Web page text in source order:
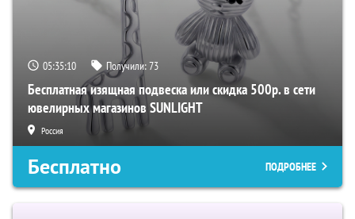
05:35:10 Получили:73
Бесплатная изящная подвеска или скидка 500р. в сети
ювелирных магазинов SUNLIGHT
Россия
Бесплатно ПОДРОБНЕЕ